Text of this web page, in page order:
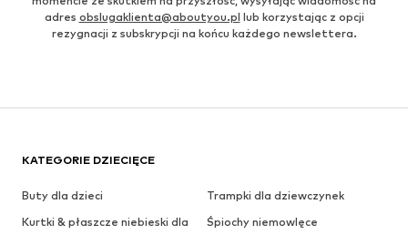
adres obslugaklienta@aboutyou.pl lub korzystając z opcji
rezygnacji z subskrypcji na końcu każdego newslettera.
KATEGORIE DZIECIĘCE
Buty dla dzieci
Trampki dla dziewczynek
Kurtki & płaszcze niebieski dla
Śpiochy niemowlęce